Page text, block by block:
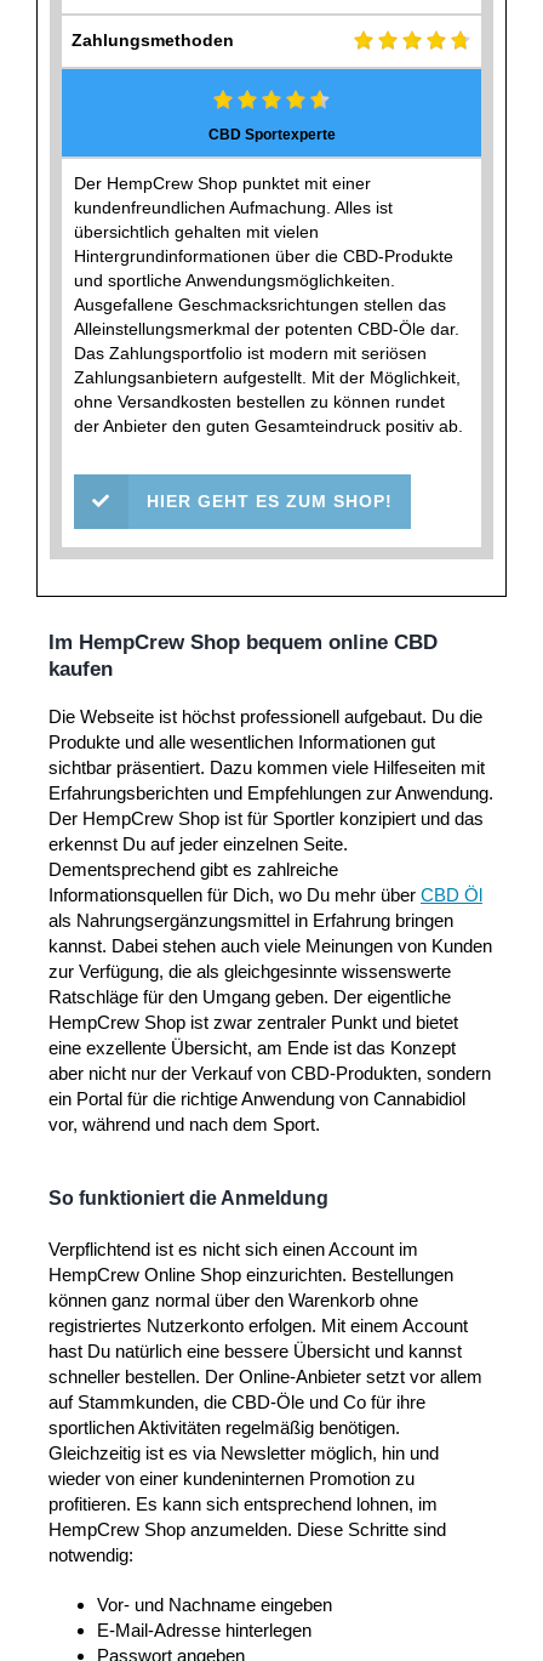
Zahlungsmethoden
CBD Sportexperte
Der HempCrew Shop punktet mit einer
kundenfreundlichen Aufmachung. Alles ist
übersichtlich gehalten mit vielen
Hintergrundinformationen über die CBD-Produkte
und sportliche Anwendungsmöglichkeiten.
Ausgefallene Geschmacksrichtungen stellen das
Alleinstellungsmerkmal der potenten CBD-Öle dar.
Das Zahlungsportfolio ist modern mit seriösen
Zahlungsanbietern aufgestellt. Mit der Möglichkeit,
ohne Versandkosten bestellen zu können rundet
der Anbieter den guten Gesamteindruck positiv ab.
HIER GEHT ES ZUM SHOP!
Im HempCrew Shop bequem online CBD
kaufen
Die Webseite ist höchst professionell aufgebaut. Du die
Produkte und alle wesentlichen Informationen gut
sichtbar präsentiert. Dazu kommen viele Hilfeseiten mit
Erfahrungsberichten und Empfehlungen zur Anwendung.
Der HempCrew Shop ist für Sportler konzipiert und das
erkennst Du auf jeder einzelnen Seite.
Dementsprechend gibt es zahlreiche
Informationsquellen für Dich, wo Du mehr über CBD Öl
als Nahrungsergänzungsmittel in Erfahrung bringen
kannst. Dabei stehen auch viele Meinungen von Kunden
zur Verfügung, die als gleichgesinnte wissenswerte
Ratschläge für den Umgang geben. Der eigentliche
HempCrew Shop ist zwar zentraler Punkt und bietet
eine exzellente Übersicht, am Ende ist das Konzept
aber nicht nur der Verkauf von CBD-Produkten, sondern
ein Portal für die richtige Anwendung von Cannabidiol
vor, während und nach dem Sport.
So funktioniert die Anmeldung
Verpflichtend ist es nicht sich einen Account im
HempCrew Online Shop einzurichten. Bestellungen
können ganz normal über den Warenkorb ohne
registriertes Nutzerkonto erfolgen. Mit einem Account
hast Du natürlich eine bessere Übersicht und kannst
schneller bestellen. Der Online-Anbieter setzt vor allem
auf Stammkunden, die CBD-Öle und Co für ihre
sportlichen Aktivitäten regelmäßig benötigen.
Gleichzeitig ist es via Newsletter möglich, hin und
wieder von einer kundeninternen Promotion zu
profitieren. Es kann sich entsprechend lohnen, im
HempCrew Shop anzumelden. Diese Schritte sind
notwendig:
Vor- und Nachname eingeben
E-Mail-Adresse hinterlegen
Passwort angeben